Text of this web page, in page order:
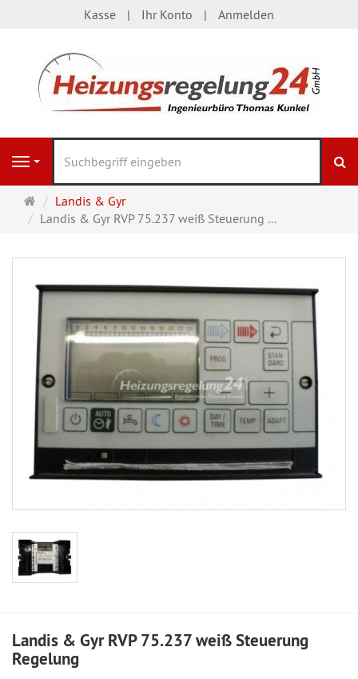
Kasse Ihr Konto Anmelden
Navigation
Startseite
Landis & Gyr
Landis & Gyr RVP 75.237 weiß Steuerung ...
Landis & Gyr RVP 75.237 weiß Steuerung
Regelung